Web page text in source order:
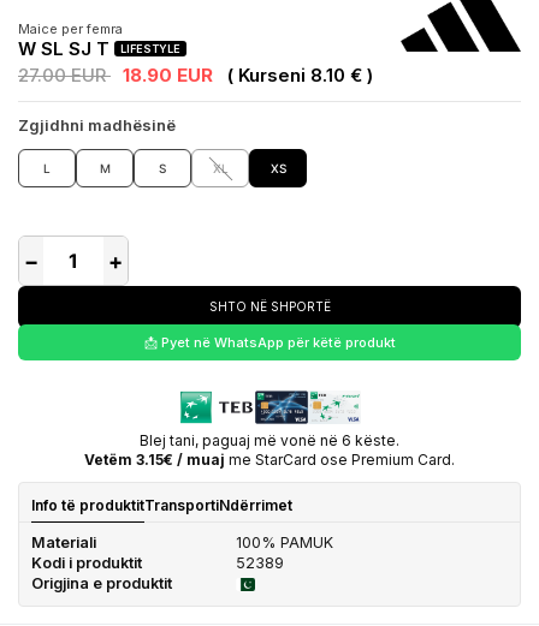
Maice per femra
W SL SJ T LIFESTYLE
27.00 EUR 18.90 EUR ( Kurseni 8.10 € )
Zgjidhni madhësinë
L M S XL XS
− +
SHTO NË SHPORTË
📩 Pyet në WhatsApp për këtë produkt
Blej tani, paguaj më vonë në 6 këste.
Vetëm 3.15€ / muaj me StarCard ose Premium Card.
Info të produktitTransportiNdërrimet
Materiali
100% PAMUK
Kodi i produktit
52389
Origjina e produktit